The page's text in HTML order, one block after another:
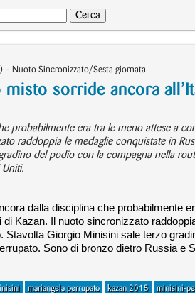
– Nuoto Sincronizzato/Sesta giornata
sorride ancora
probabilmente era tra le meno attese a
raddoppia le medaglie conquistate in
del podio con la compagna nella
dalla disciplina che probabilmente
Kazan. Il nuoto sincronizzato
Giorgio Minisini sale terzo
Sono di bronzo dietro Russia e
mariangela perrupato kazan 2015 minisini-